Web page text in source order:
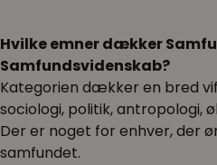
Hvilke emner dækker
Samfundsvidenskab?
Kategorien dækker en bred
sociologi, politik, antropologi,
Der er noget for enhver, der
samfundet.